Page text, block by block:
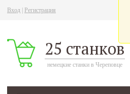
Вход Регистрация
25 станков
немецкие станки в Череповце